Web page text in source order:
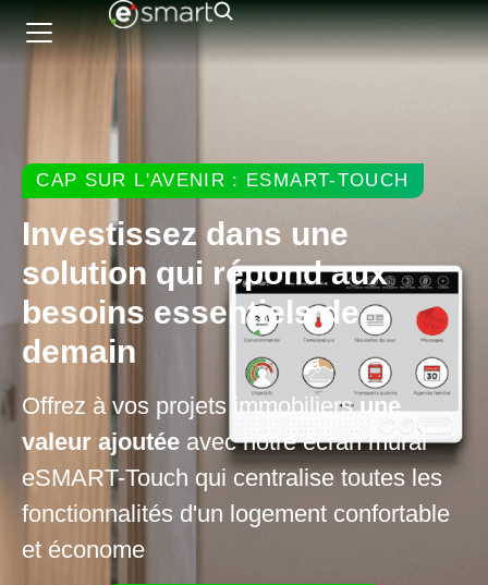
CAP SUR L'AVENIR : ESMART-TOUCH
Investissez dans une
solution qui répond aux
besoins essentiels de
demain
Offrez à vos projets immobiliersune
valeur ajoutée avec notre écran mural
eSMART-Touch qui centralise toutes les
fonctionnalités d'un logement confortable
et économe